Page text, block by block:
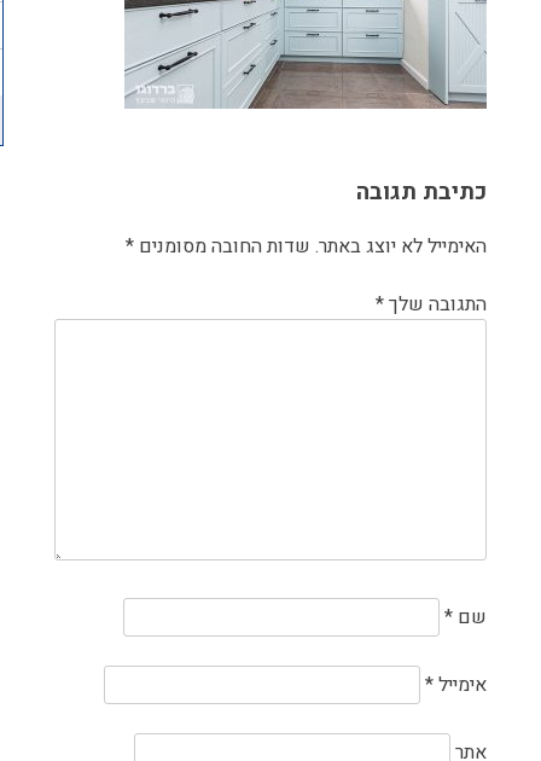
כתיבת תגובה
האימייל לא יוצג באתר. שדות החובה מסומנים *
התגובה שלך*
שם *
אימייל*
אתר